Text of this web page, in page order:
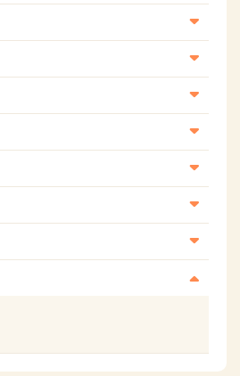
査会情報
報
業支援課【認知症対策班】
業支援課【地域包括ケア推進班】
業支援課【運転と地域移動推進
援
案内